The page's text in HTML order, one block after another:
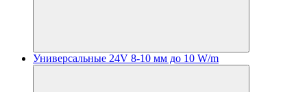
Универсальные 24V 8-10 мм до 10 W/m